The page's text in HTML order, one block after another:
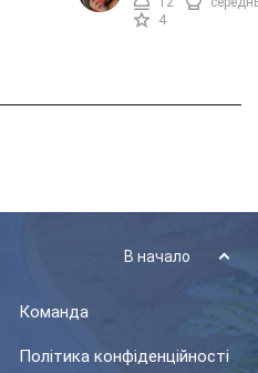
випічка з ...
4
В начало
Команда
Політика конфіденційності